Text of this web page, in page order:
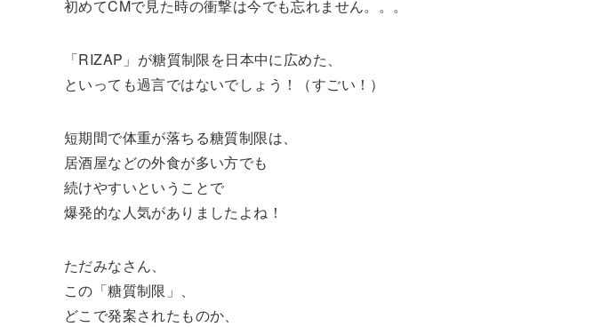
初めてCMで見た時の衝撃は今でも忘れません。。。
「RIZAP」が糖質制限を日本中に広めた、
といっても過言ではないでしょう！（すごい！）
短期間で体重が落ちる糖質制限は、
居酒屋などの外食が多い方でも
続けやすいということで
爆発的な人気がありましたよね！
ただみなさん、
この「糖質制限」、
どこで発案されたものか、